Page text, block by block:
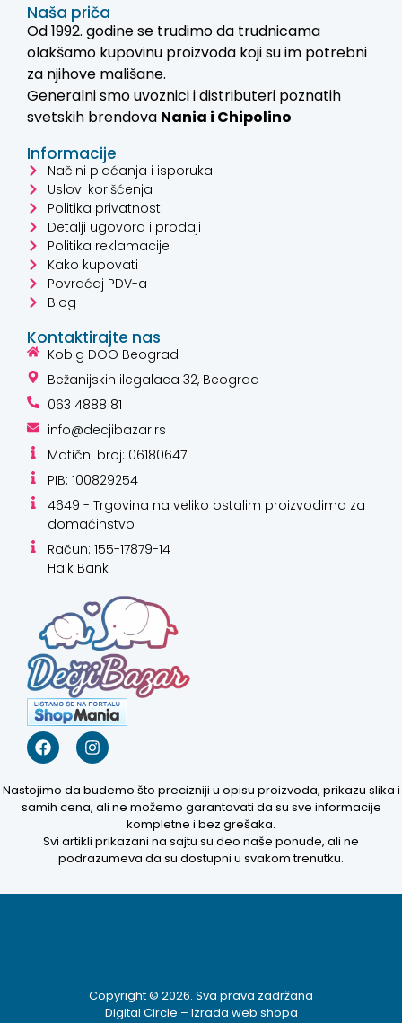
Naša priča
Od 1992. godine se trudimo da trudnicama
olakšamo kupovinu proizvoda koji su im potrebni
za njihove mališane.
Generalni smo uvoznici i distributeri poznatih
svetskih brendova Nania i Chipolino
Informacije
Načini plaćanja i isporuka
Uslovi korišćenja
Politika privatnosti
Detalji ugovora i prodaji
Politika reklamacije
Kako kupovati
Povraćaj PDV-a
Blog
Kontaktirajte nas
Kobig DOO Beograd
Bežanijskih ilegalaca 32, Beograd
063 4888 81
info@decjibazar.rs
Matični broj: 06180647
PIB: 100829254
4649 - Trgovina na veliko ostalim proizvodima za
domaćinstvo
Račun: 155-17879-14
Halk Bank
Nastojimo da budemo što precizniji u opisu proizvoda, prikazu slika i
samih cena, ali ne možemo garantovati da su sve informacije
kompletne i bez grešaka.
Svi artikli prikazani na sajtu su deo naše ponude, ali ne
podrazumeva da su dostupni u svakom trenutku.
Copyright © 2026. Sva prava zadržana
Digital Circle – Izrada web shopa
pomognem?